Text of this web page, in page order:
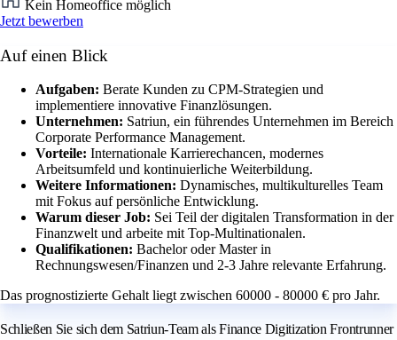
Kein Homeoffice möglich
Jetzt bewerben
Auf einen Blick
Aufgaben: Berate Kunden zu CPM-Strategien und
implementiere innovative Finanzlösungen.
Unternehmen: Satriun, ein führendes Unternehmen im Bereich
Corporate Performance Management.
Vorteile: Internationale Karrierechancen, modernes
Arbeitsumfeld und kontinuierliche Weiterbildung.
Weitere Informationen: Dynamisches, multikulturelles Team
mit Fokus auf persönliche Entwicklung.
Warum dieser Job: Sei Teil der digitalen Transformation in der
Finanzwelt und arbeite mit Top-Multinationalen.
Qualifikationen: Bachelor oder Master in
Rechnungswesen/Finanzen und 2-3 Jahre relevante Erfahrung.
Das prognostizierte Gehalt liegt zwischen 60000 - 80000 € pro Jahr.
Schließen Sie sich dem Satriun-Team als Finance Digitization Frontrunner